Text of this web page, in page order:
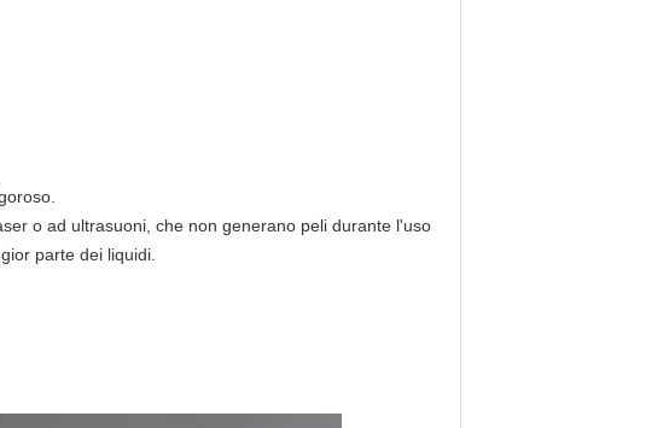
o ad ultrasuoni, che non generano peli durante l'uso
parte dei liquidi.